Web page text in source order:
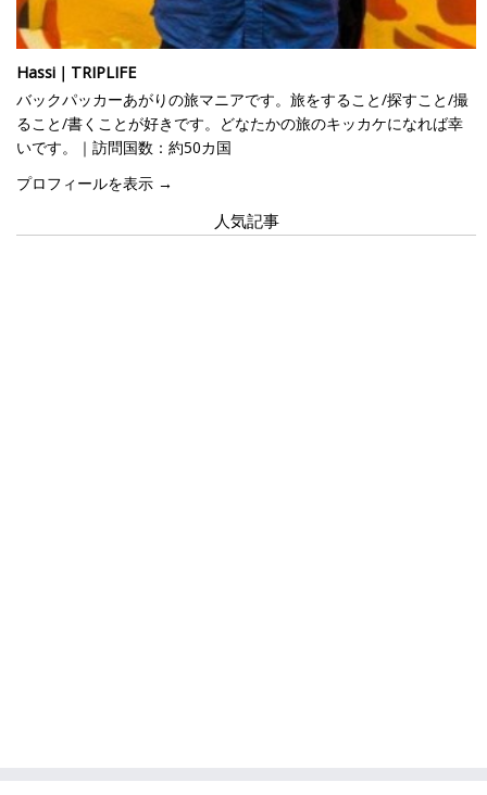
Hassi｜TRIPLIFE
バックパッカーあがりの旅マニアです。旅をすること/探すこと/撮
ること/書くことが好きです。どなたかの旅のキッカケになれば幸
いです。｜訪問国数：約50カ国
プロフィールを表示 →
人気記事